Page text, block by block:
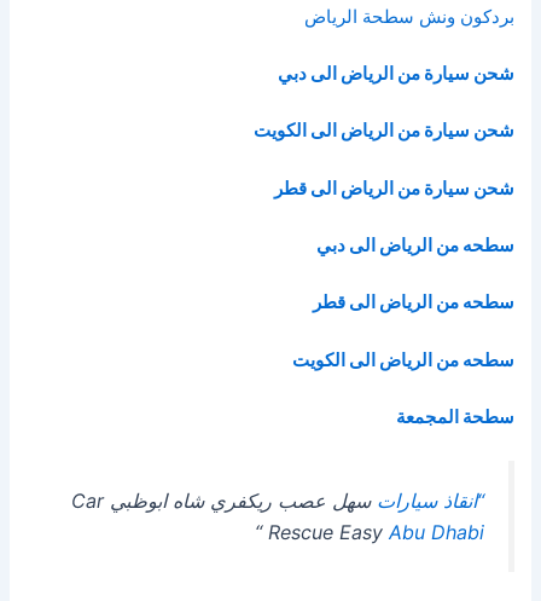
بردكون ونش سطحة الرياض
شحن سيارة من الرياض الى دبي
شحن سيارة من الرياض الى الكويت
شحن سيارة من الرياض الى قطر
سطحه من الرياض الى دبي
سطحه من الرياض الى قطر
سطحه من الرياض الى الكويت
سطحة المجمعة
“انقاذ سيارات
سهل عصب ريكفري شاه ابوظبي Car
Rescue EasyAbu Dhabi
“